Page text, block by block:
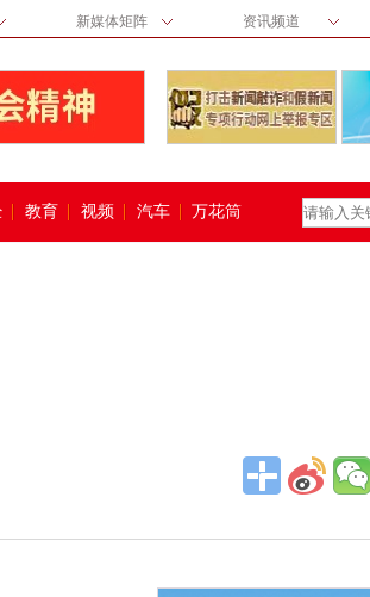
新媒体矩阵 资讯频道
教育 视频 汽车 万花筒